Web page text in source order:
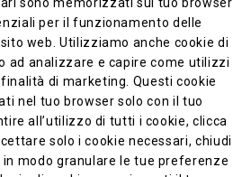
privacy
sono memorizzati sul tuo browser
per il funzionamento delle
web. Utilizziamo anche cookie di
ad analizzare e capire come utilizzi
di marketing. Questi cookie
nel tuo browser solo con il tuo
all’utilizzo di tutti i cookie, clicca
solo i cookie necessari, chiudi
modo granulare le tue preferenze